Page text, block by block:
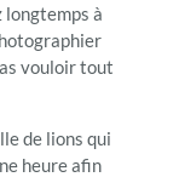
à
vouloir tout
de lions qui
heure afin